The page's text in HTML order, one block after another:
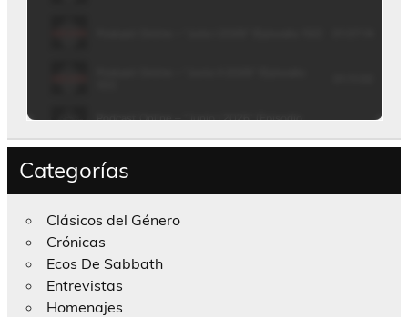
Categorías
Clásicos del Género
Crónicas
Ecos De Sabbath
Entrevistas
Homenajes